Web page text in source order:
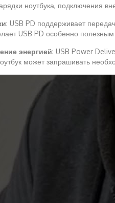
ноутбука, подключения
: USB PD поддерживает
USB PD особенно
энергией: USB Power
может запрашивать